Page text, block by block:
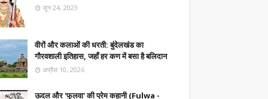
जून 24, 2023
वीरों और कलाओं की धरती: बुंदेलखंड का
गौरवशाली इतिहास, जहाँ हर कण में बसा है बलिदान
अप्रैल 10, 2026
ऊदल और 'फुलवा' की प्रेम कहानी (Fulwa -